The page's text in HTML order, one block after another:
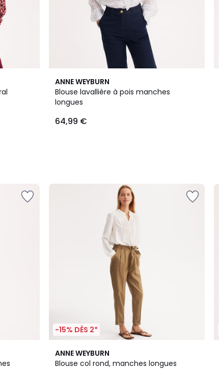
ANNE WEYBURN
Blouse lavallière à pois manches
longues
64,99 €
-15% DÈS 2*
ANNE WEYBURN
Blouse col rond, manches longues
4,4
/ 5